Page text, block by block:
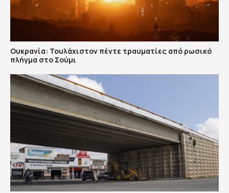
Ουκρανία: Τουλάχιστον πέντε τραυματίες από ρωσικό
πλήγμα στο Σούμι